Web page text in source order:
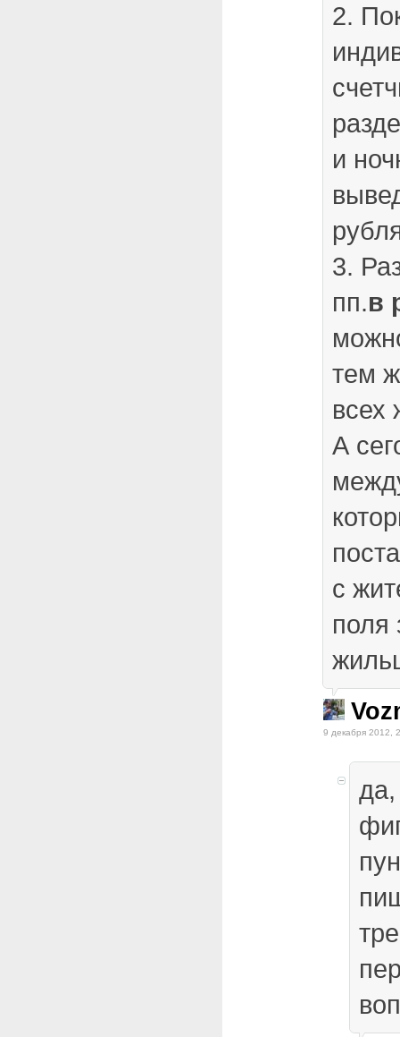
2.
и
3.
пп.в
тем
всех
А
с
поля
9 декабря 2012,
да,